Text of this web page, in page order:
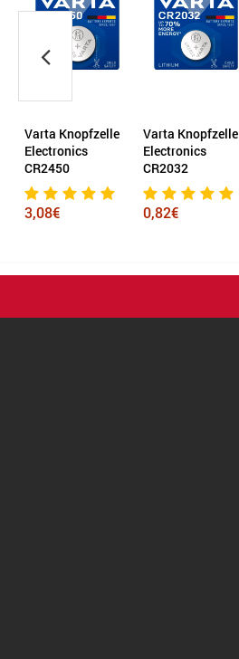
Varta Knopfzelle
Electronics
CR2450
3,08€
Varta Knopfzelle
Electronics
CR2032
0,82€